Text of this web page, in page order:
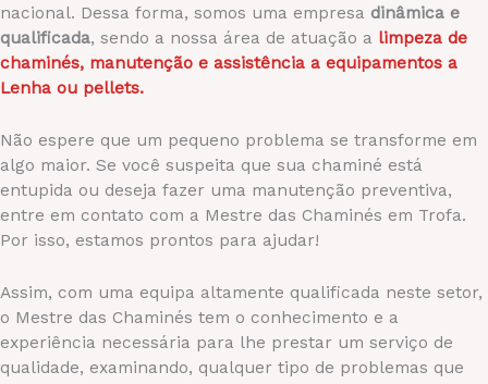
nacional. Dessa forma, somos uma empresa dinâmica e
qualificada, sendo a nossa área de atuação a limpeza de
chaminés, manutenção e assistência a equipamentos a
Lenha ou pellets.
Não espere que um pequeno problema se transforme em
algo maior. Se você suspeita que sua chaminé está
entupida ou deseja fazer uma manutenção preventiva,
entre em contato com a Mestre das Chaminés em Trofa.
Por isso, estamos prontos para ajudar!
Assim, com uma equipa altamente qualificada neste setor,
o Mestre das Chaminés tem o conhecimento e a
experiência necessária para lhe prestar um serviço de
qualidade, examinando, qualquer tipo de problemas que